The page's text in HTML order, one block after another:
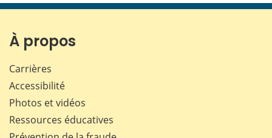
page page page page
À propos
Carrières
Accessibilité
Photos et vidéos
Ressources éducatives